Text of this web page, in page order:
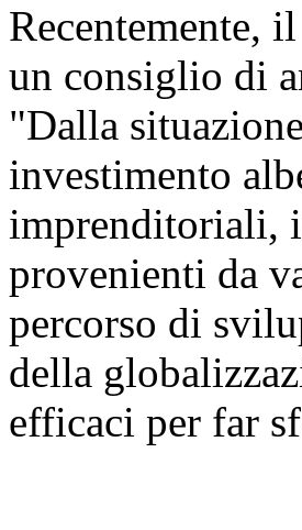
Recentemente,
un consiglio di
"Dalla
investimento
imprenditoriali,
provenienti da
percorso di
della
efficaci per far